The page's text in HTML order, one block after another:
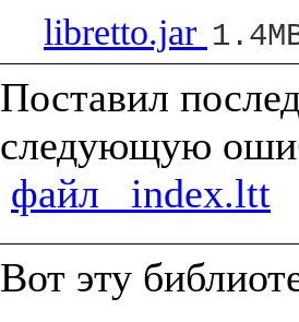
libretto.jar
Поставил
следующую
файл _index.ltt